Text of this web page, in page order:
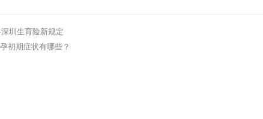
深圳生育险新规定
初期症状有哪些？